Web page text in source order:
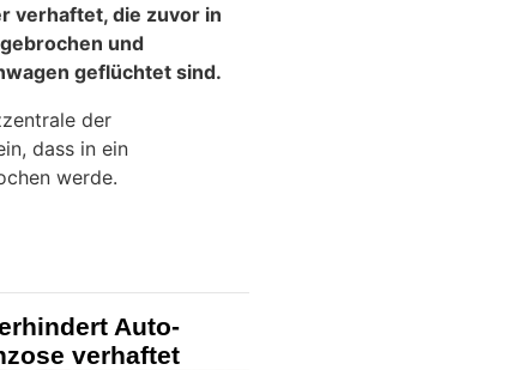
verhaftet, die zuvor in
und
geflüchtet sind.
der
dass in ein
werde.
Auto-
verhaftet